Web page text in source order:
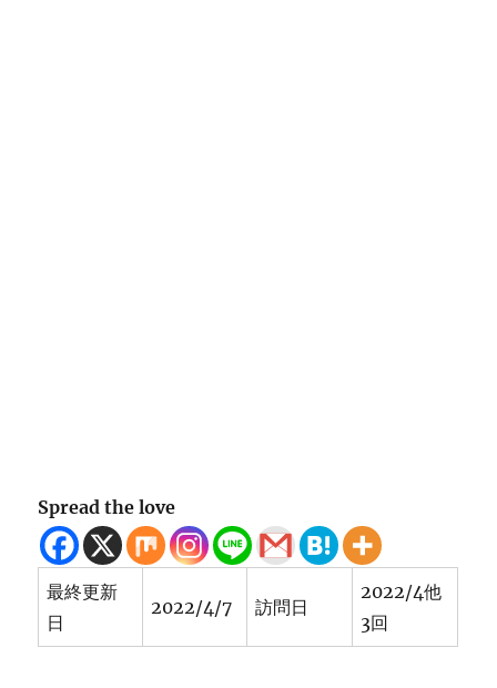
Spread the love
最終更新
日
2022/4/7 訪問日
2022/4他
3回